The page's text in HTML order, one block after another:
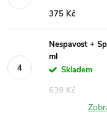
375 Kč
Nespavost +
ml
Skladem
639 Kč